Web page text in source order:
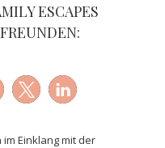
ESCAPES
Einklang mit der